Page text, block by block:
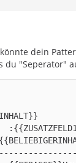
dein
du "Seperator"